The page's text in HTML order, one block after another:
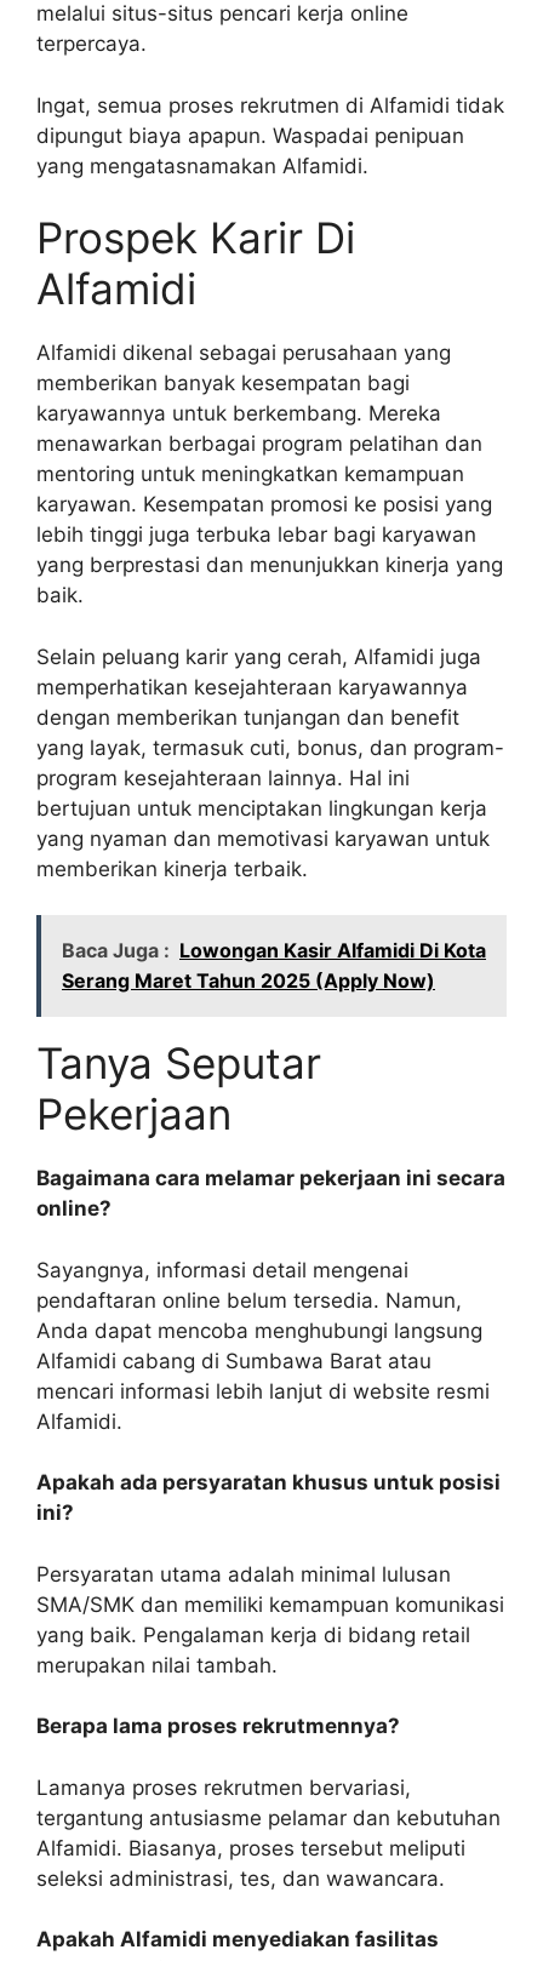
melalui situs-situs pencari kerja online
terpercaya.
Ingat, semua proses rekrutmen di Alfamidi tidak
dipungut biaya apapun. Waspadai penipuan
yang mengatasnamakan Alfamidi.
Prospek Karir Di
Alfamidi
Alfamidi dikenal sebagai perusahaan yang
memberikan banyak kesempatan bagi
karyawannya untuk berkembang. Mereka
menawarkan berbagai program pelatihan dan
mentoring untuk meningkatkan kemampuan
karyawan. Kesempatan promosi ke posisi yang
lebih tinggi juga terbuka lebar bagi karyawan
yang berprestasi dan menunjukkan kinerja yang
baik.
Selain peluang karir yang cerah, Alfamidi juga
memperhatikan kesejahteraan karyawannya
dengan memberikan tunjangan dan benefit
yang layak, termasuk cuti, bonus, dan program-
program kesejahteraan lainnya. Hal ini
bertujuan untuk menciptakan lingkungan kerja
yang nyaman dan memotivasi karyawan untuk
memberikan kinerja terbaik.
Baca Juga : Lowongan Kasir Alfamidi Di Kota
Serang Maret Tahun 2025 (Apply Now)
Tanya Seputar
Pekerjaan
Bagaimana cara melamar pekerjaan ini secara
online?
Sayangnya, informasi detail mengenai
pendaftaran online belum tersedia. Namun,
Anda dapat mencoba menghubungi langsung
Alfamidi cabang di Sumbawa Barat atau
mencari informasi lebih lanjut di website resmi
Alfamidi.
Apakah ada persyaratan khusus untuk posisi
ini?
Persyaratan utama adalah minimal lulusan
SMA/SMK dan memiliki kemampuan komunikasi
yang baik. Pengalaman kerja di bidang retail
merupakan nilai tambah.
Berapa lama proses rekrutmennya?
Lamanya proses rekrutmen bervariasi,
tergantung antusiasme pelamar dan kebutuhan
Alfamidi. Biasanya, proses tersebut meliputi
seleksi administrasi, tes, dan wawancara.
Apakah Alfamidi menyediakan fasilitas